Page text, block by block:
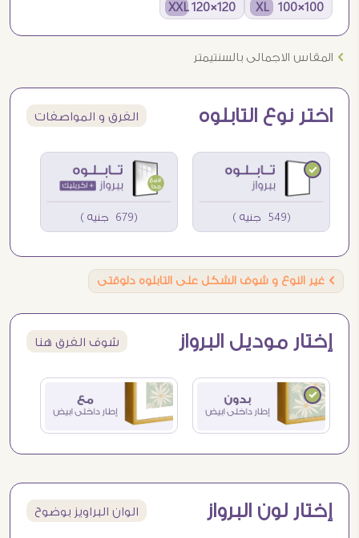
100×100 XL
120×120 XXL
Ö المقاس الاجمالى بالسنتيمتر
اختر نوع التابلوه الفرق و المواصفات
(549 جنيه ) (679 جنيه )
Ö غير النوع و شوف الشكل على التابلوه دلوقتى
إختار موديل البرواز شوف الفرق هنا
إختار لون البرواز الوان البراويز بوضوح